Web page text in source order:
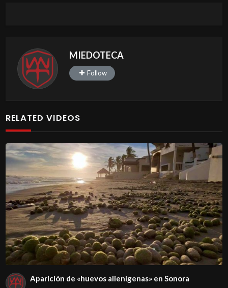
MIEDOTECA
Follow
RELATED VIDEOS
Aparición de «huevos alienígenas» en Sonora